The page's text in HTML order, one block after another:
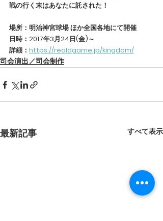
戦の行く末はあなたに託された！
場所：明治神宮球場 ほか全国各地にて開催
日時：2017年3月24日(金)～
詳細： https://realdgame.jp/kingdom/
司会演出／司会制作
最新記事 すべて表示